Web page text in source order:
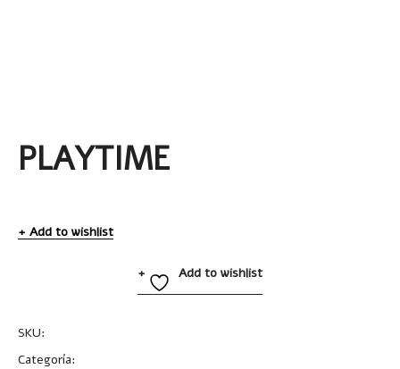
PLAYTIME
Add to wishlist
Add to wishlist
SKU:
Categoría: